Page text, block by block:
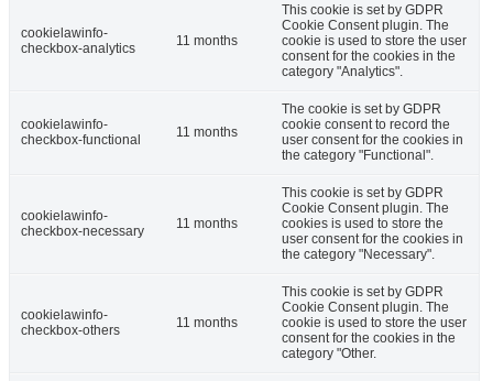
cookielawinfo-
checkbox-analytics
11 months
This cookie is set by GDPR
Cookie Consent plugin. The
cookie is used to store the user
consent for the cookies in the
category "Analytics".
cookielawinfo-
checkbox-functional
11 months
The cookie is set by GDPR
cookie consent to record the
user consent for the cookies in
the category "Functional".
cookielawinfo-
checkbox-necessary
11 months
This cookie is set by GDPR
Cookie Consent plugin. The
cookies is used to store the
user consent for the cookies in
the category "Necessary".
cookielawinfo-
checkbox-others
11 months
This cookie is set by GDPR
Cookie Consent plugin. The
cookie is used to store the user
consent for the cookies in the
category "Other.